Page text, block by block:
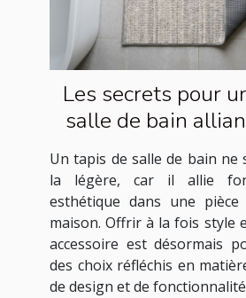
Les secrets pour
salle de bain
sécurité
Un tapis de salle de bain ne
la légère, car il allie
esthétique dans une
maison. Offrir à la fois style
accessoire est désormais
des choix réfléchis en
de design et de